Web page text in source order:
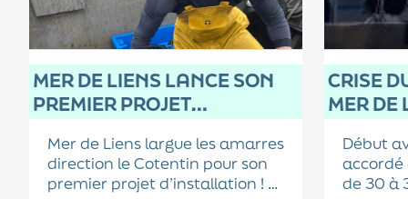
MER DE LIENS LANCE SON
PREMIER PROJET
D’INSTALLATION !
Mer de Liens largue les amarres
direction le Cotentin pour son
premier projet d’installation !
CRISE
MER DE
Début
accordé
de 30 à